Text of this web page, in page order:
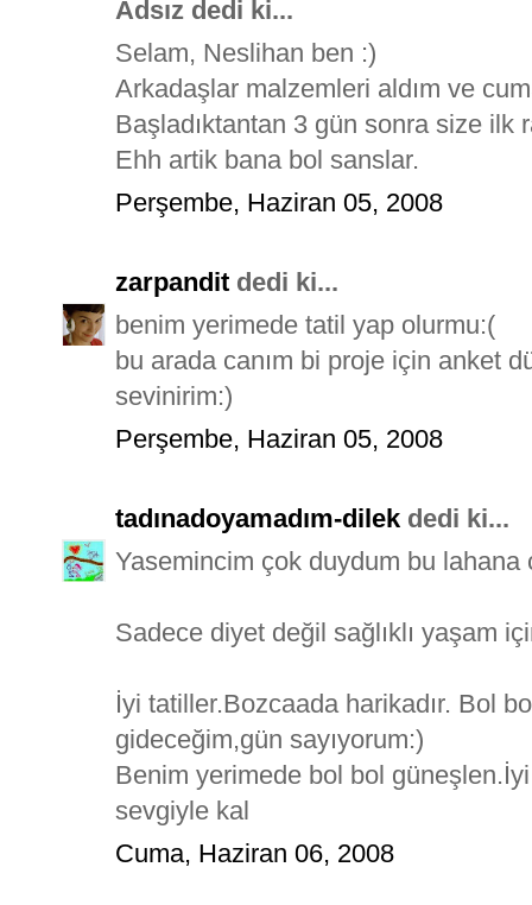
Adsız dedi ki...
Selam, Neslihan ben :)
Arkadaşlar malzemleri aldım ve
Başladıktantan 3 gün sonra size ilk
Ehh artik bana bol sanslar.
Perşembe, Haziran 05, 2008
zarpandit dedi ki...
benim yerimede tatil yap olurmu:(
bu arada canım bi proje için anket
sevinirim:)
Perşembe, Haziran 05, 2008
tadınadoyamadım-dilek dedi ki...
Yasemincim çok duydum bu lahana
Sadece diyet değil sağlıklı yaşam
İyi tatiller.Bozcaada harikadır. Bol
gideceğim,gün sayıyorum:)
Benim yerimede bol bol
sevgiyle kal
Cuma, Haziran 06, 2008